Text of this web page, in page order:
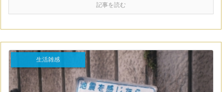
記事を読む
生活雑感